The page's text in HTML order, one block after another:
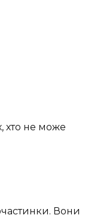
хто не може
Вони